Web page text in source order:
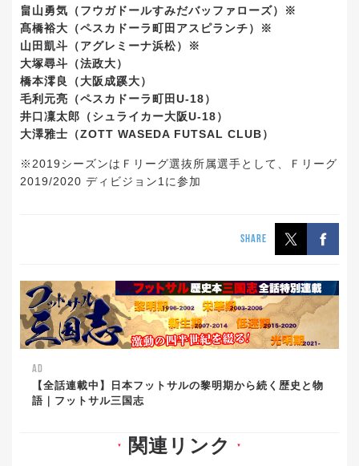
畠山勇気（フウガドールすみだバッファローズ）※
髙橋裕大（ペスカドーラ町田アスピランチ）※
山田凱斗（アグレミーナ浜松）※
大塚尋斗（法政大）
橋本澪良（大阪成蹊大）
毛利元亮（ペスカドーラ町田U-18）
井口凜太郎（シュライカー大阪U-18）
大澤雅士（ZOTT WASEDA FUTSAL CLUB）
※2019シーズンはＦリーグ選抜所属選手として、Ｆリーグ
2019/2020 ディビジョン1に参加
SHARE
AD
【全話連載中】日本フットサルの黎明期から続く歴史と物
語｜フットサル三国志
▼ 関連リンク ▼